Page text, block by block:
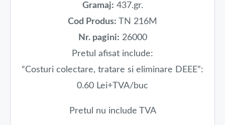
Gramaj: 437.gr.
Cod Produs: TN 216M
Nr. pagini: 26000
Pretul afisat include:
“Costuri colectare, tratare si eliminare DEEE”:
0.60 Lei+TVA/buc
Pretul nu include TVA